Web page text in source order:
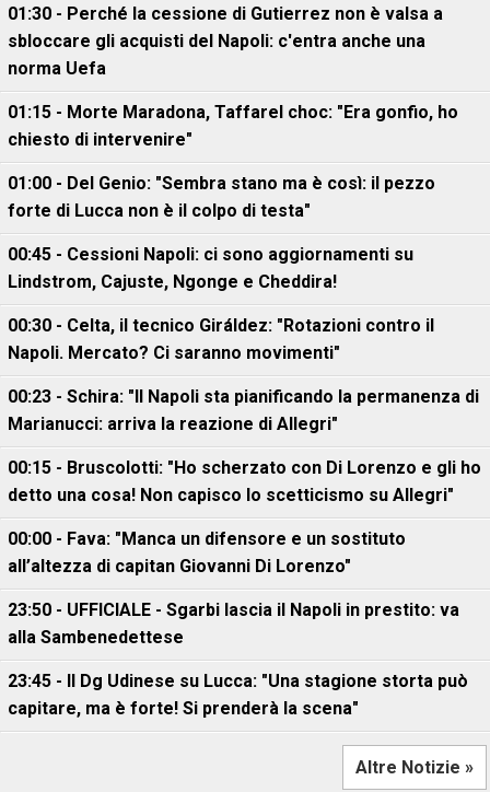
01:30 - Perché la cessione di Gutierrez non è valsa a
sbloccare gli acquisti del Napoli: c'entra anche una
norma Uefa
01:15 - Morte Maradona, Taffarel choc: "Era gonfio, ho
chiesto di intervenire"
01:00 - Del Genio: "Sembra stano ma è così: il pezzo
forte di Lucca non è il colpo di testa"
00:45 - Cessioni Napoli: ci sono aggiornamenti su
Lindstrom, Cajuste, Ngonge e Cheddira!
00:30 - Celta, il tecnico Giráldez: "Rotazioni contro il
Napoli. Mercato? Ci saranno movimenti"
00:23 - Schira: "Il Napoli sta pianificando la permanenza di
Marianucci: arriva la reazione di Allegri"
00:15 - Bruscolotti: "Ho scherzato con Di Lorenzo e gli ho
detto una cosa! Non capisco lo scetticismo su Allegri"
00:00 - Fava: "Manca un difensore e un sostituto
all’altezza di capitan Giovanni Di Lorenzo"
23:50 - UFFICIALE - Sgarbi lascia il Napoli in prestito: va
alla Sambenedettese
23:45 - Il Dg Udinese su Lucca: "Una stagione storta può
capitare, ma è forte! Si prenderà la scena"
Altre Notizie »